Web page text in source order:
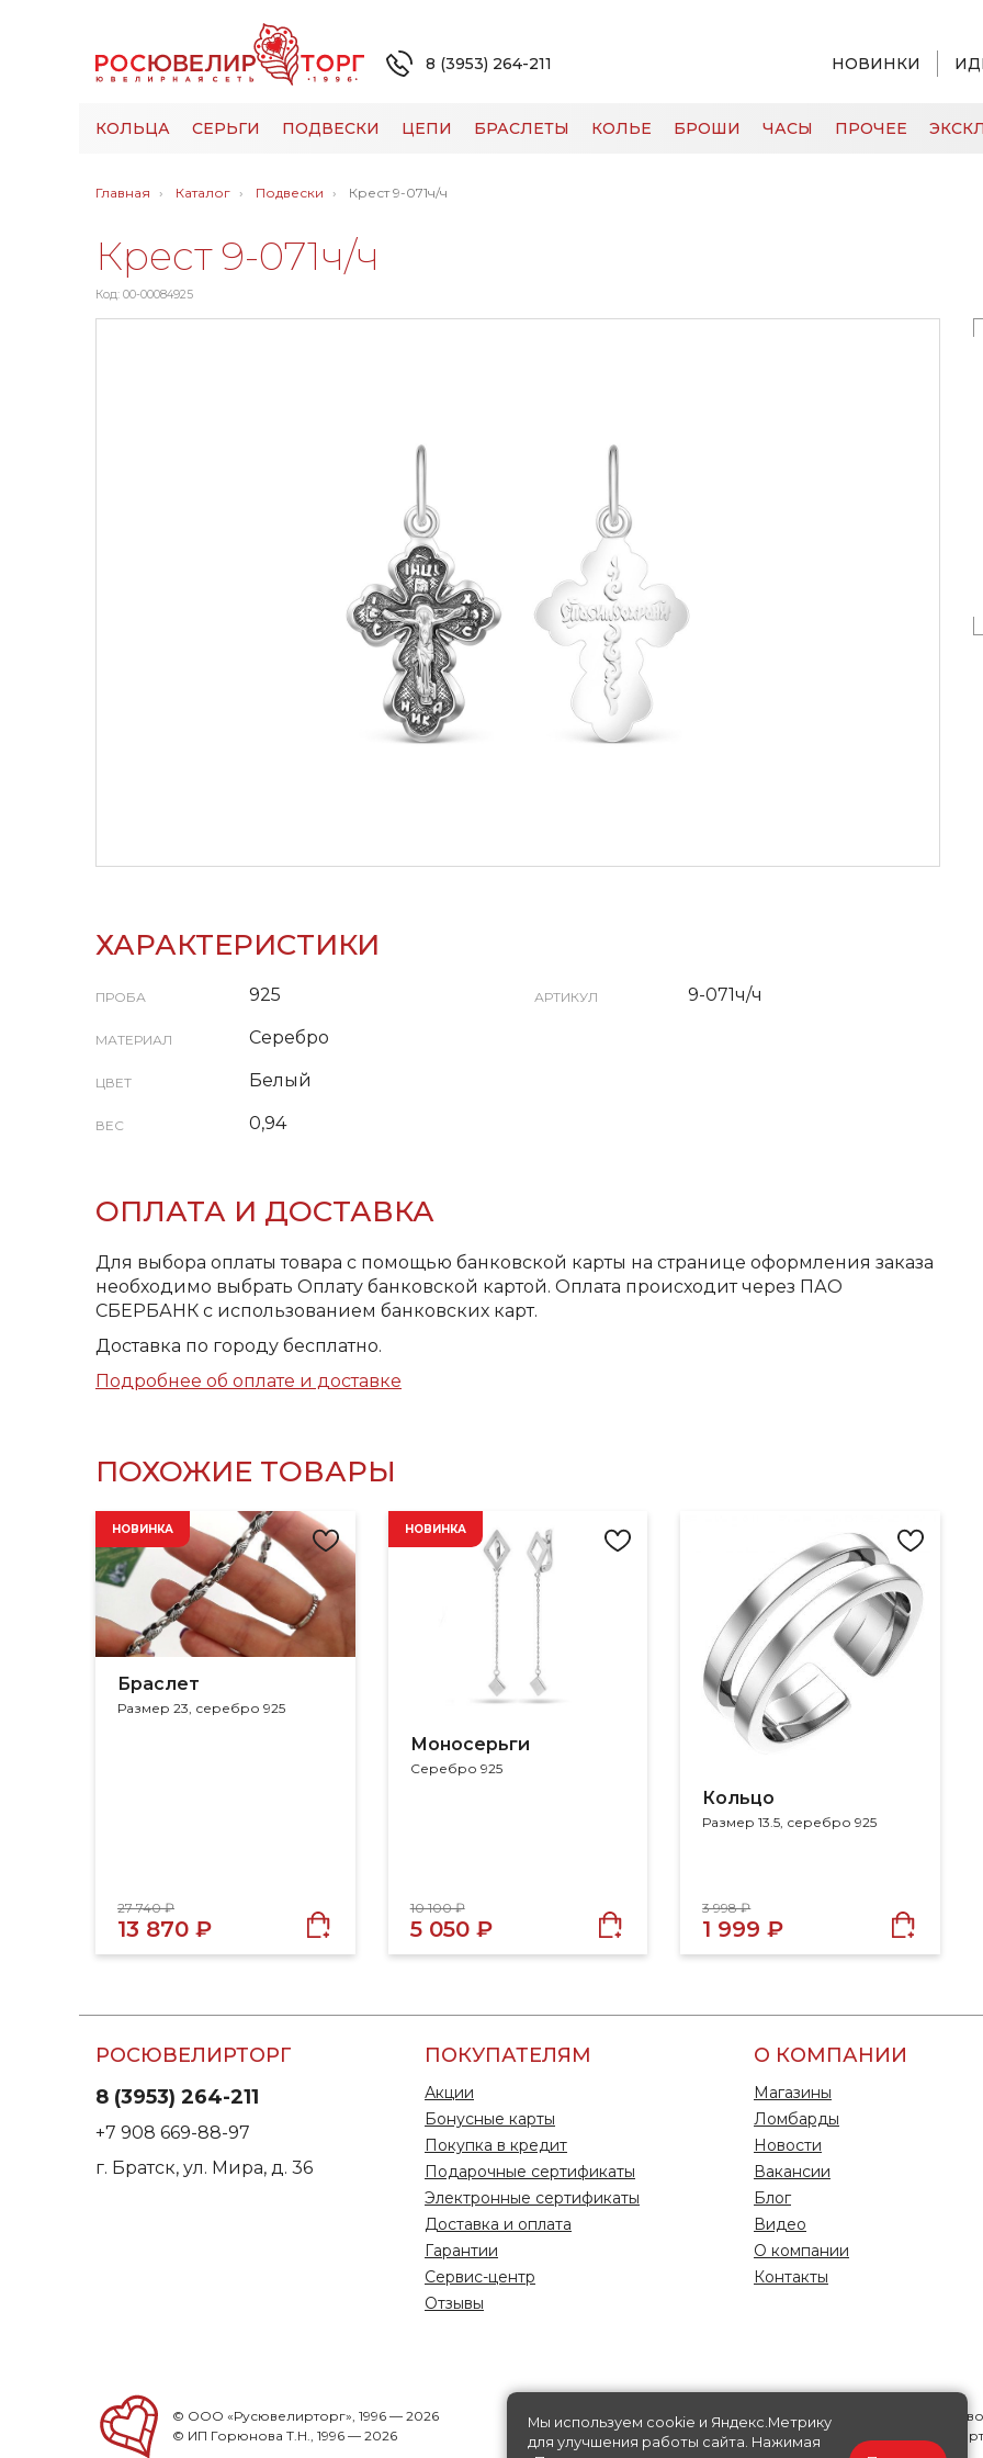
8 (3953) 264-211 НОВИНКИ
КОЛЬЦА СЕРЬГИ ПОДВЕСКИ ЦЕПИ БРАСЛЕТЫ КОЛЬЕ БРОШИ ЧАСЫ ПРОЧЕЕ
Главная Каталог Подвески Крест 9-071ч/ч
Крест 9-071ч/ч
Код: 00-00084925
ХАРАКТЕРИСТИКИ
ПРОБА 925
МАТЕРИАЛ Серебро
ЦВЕТ Белый
ВЕС 0,94
АРТИКУЛ 9-071ч/ч
ОПЛАТА И ДОСТАВКА
Для выбора оплаты товара с помощью банковской карты на странице оформления заказа
необходимо выбрать Оплату банковской картой. Оплата происходит через ПАО
СБЕРБАНК с использованием банковских карт.
Доставка по городу бесплатно.
Подробнее об оплате и доставке
ПОХОЖИЕ ТОВАРЫ
Браслет
Размер 23, серебро 925
НОВИНКА
27 740 ₽
13 870 ₽
Моносерьги
Серебро 925
НОВИНКА
10 100 ₽
5 050 ₽
Кольцо
Размер 13.5, серебро 925
3 998 ₽
1 999 ₽
РОСЮВЕЛИРТОРГ
8 (3953) 264-211
+7 908 669-88-97
г. Братск, ул. Мира, д. 36
ПОКУПАТЕЛЯМ
Акции
Бонусные карты
Покупка в кредит
Подарочные сертификаты
Электронные сертификаты
Доставка и оплата
Гарантии
Сервис-центр
Отзывы
О КОМПАНИИ
Магазины
Ломбарды
Новости
Вакансии
Блог
Видео
О компании
Контакты
© ООО «Русювелирторг», 1996 — 2026
© ИП Горюнова Т.Н., 1996 — 2026
Информация на данной странице носит исключительно
характер, ни при каких условиях не является публичной
Мы используем cookie и Яндекс.Метрику
для улучшения работы сайта. Нажимая